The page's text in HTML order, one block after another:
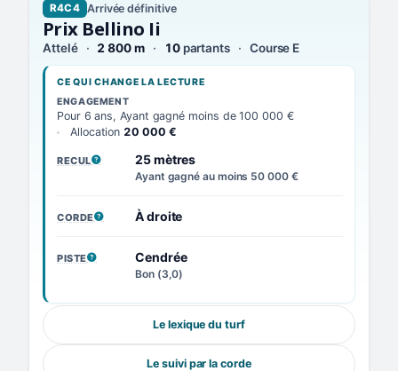
R4C4 Arrivée définitive
Prix Bellino Ii
Attelé 2 800 m 10partants Course E
CE QUI CHANGE LA LECTURE
ENGAGEMENT
Pour 6 ans, Ayant gagné moins de 100 000 €
Allocation 20 000 €
RECUL
, VOIR LA DÉFINITION25 mètres
Ayant gagné au moins 50 000 €
CORDE
, VOIR LA DÉFINITION
À droite
PISTE
, VOIR LA DÉFINITION
Cendrée
Bon (3,0)
Le lexique du turf
Le suivi par la corde